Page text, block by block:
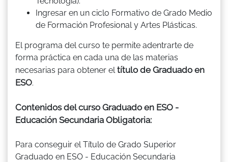
Ingresar en un ciclo Formativo de Grado Medio
de Formación Profesional y Artes Plásticas.
El programa del curso te permite adentrarte de
forma práctica en cada una de las materias
necesarias para obtener eltítulo de Graduado en
ESO.
Contenidos del curso Graduado en ESO -
Educación Secundaria Obligatoria:
Para conseguir el Título de Grado Superior
Graduado en ESO - Educación Secundaria